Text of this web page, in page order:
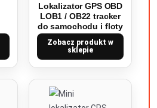
Lokalizator GPS OBD
LOB1 / OB22 tracker
do samochodu i floty
Zobacz produkt w
sklepie